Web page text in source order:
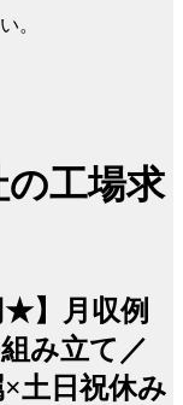
。
の工場求
★】月収例
み立て／
土日祝休み